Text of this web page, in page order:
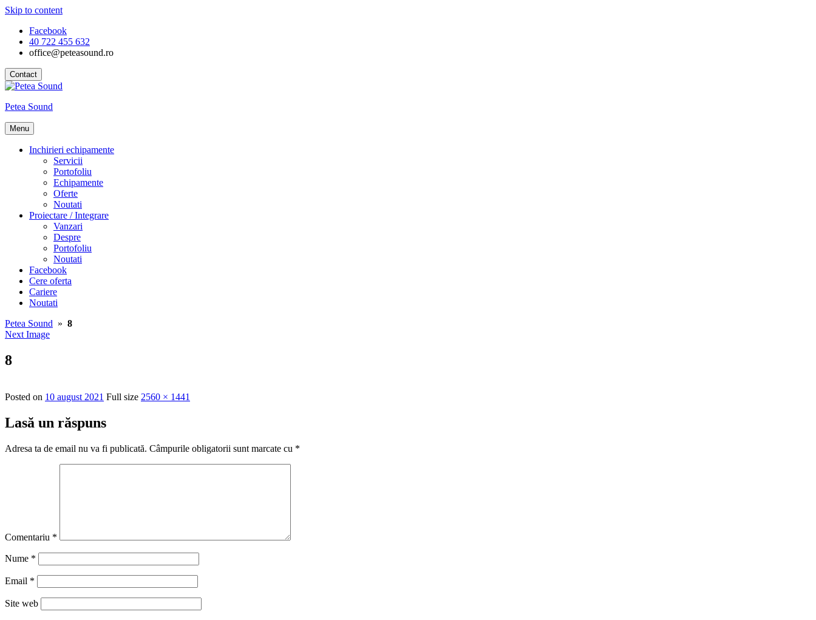
Skip to content
Facebook
40 722 455 632
office@peteasound.ro
Contact
Petea Sound
Menu
Inchirieri echipamente
Servicii
Portofoliu
Echipamente
Oferte
Noutati
Proiectare / Integrare
Vanzari
Despre
Portofoliu
Noutati
Facebook
Cere oferta
Cariere
Noutati
Petea Sound » 8
Next Image
8
Posted on 10 august 2021 Full size 2560 × 1441
Lasă un răspuns
Adresa ta de email nu va fi publicată. Câmpurile obligatorii sunt marcate cu *
Comentariu *
Nume *
Email *
Site web